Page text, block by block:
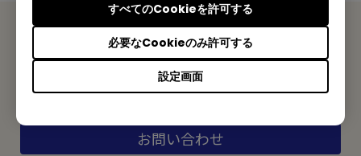
設定画面
必要なCookieのみ許可する
すべてのCookieを許可する
お問い合わせ
私たちがお手伝いさせていただきます。
お問い合わせ